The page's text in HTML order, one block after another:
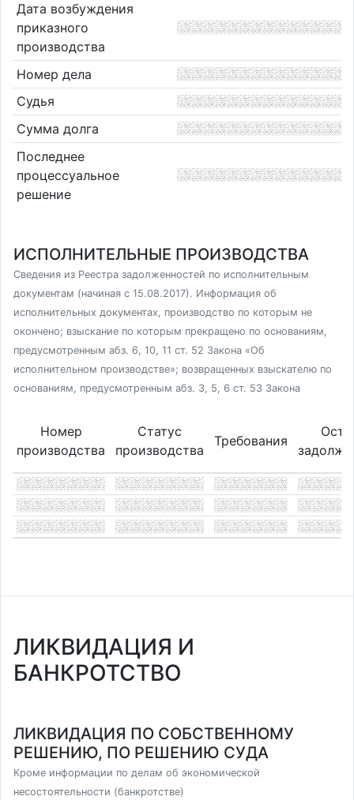
Дата возбуждения
приказного
производства
Номер дела
Судья
Сумма долга
Последнее
процессуальное
решение
ИСПОЛНИТЕЛЬНЫЕ ПРОИЗВОДСТВА
Сведения из Реестра задолженностей по исполнительным
документам (начиная с 15.08.2017). Информация об
исполнительных документах, производство по которым не
окончено; взыскание по которым прекращено по основаниям,
предусмотренным абз. 6, 10, 11 ст. 52 Закона «Об
исполнительном производстве»; возвращенных взыскателю по
основаниям, предусмотренным абз. 3, 5, 6 ст. 53 Закона
Номер
производства
Статус
производства
Требования
ЛИКВИДАЦИЯ И
БАНКРОТСТВО
ЛИКВИДАЦИЯ ПО СОБСТВЕННОМУ
РЕШЕНИЮ, ПО РЕШЕНИЮ СУДА
Кроме информации по делам об экономической
несостоятельности (банкротстве)